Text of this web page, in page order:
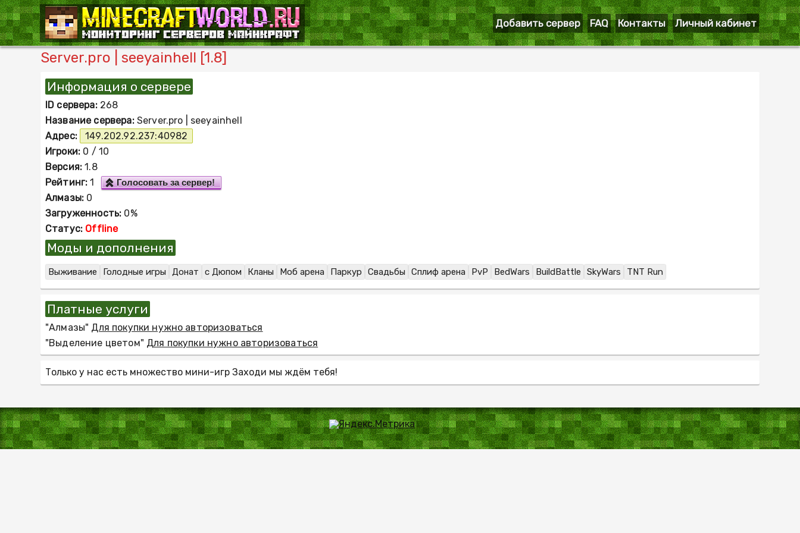
Добавить сервер FAQ Контакты Личный кабинет
Server.pro | seeyainhell [1.8]
Информация о сервере
ID сервера:268
Название сервера:Server.pro | seeyainhell
Адрес:
149.202.92.237:40982
Игроки: 0 / 10
Версия: 1.8
Рейтинг: 1 Голосовать за сервер!
Алмазы: 0
Загруженность: 0%
Статус: Offline
Моды и дополнения
Выживание Голодные игры Донат с Дюпом Кланы Моб арена Паркур Свадьбы Сплиф арена PvP BedWars BuildBattle SkyWars TNT Run
Платные услуги
"Алмазы" Для покупки нужно авторизоваться
"Выделение цветом" Для покупки нужно авторизоваться
Только у нас есть множество мини-игр Заходи мы ждём тебя!